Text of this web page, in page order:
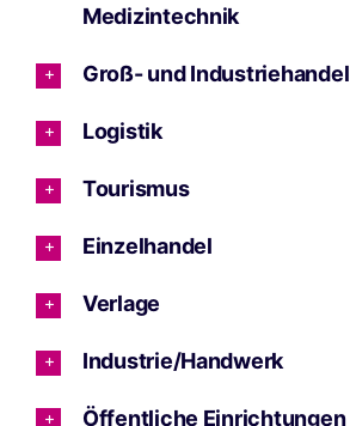
Medizintechnik
Groß- und Industriehandel
Logistik
Tourismus
Einzelhandel
Verlage
Industrie/Handwerk
Öffentliche Einrichtungen